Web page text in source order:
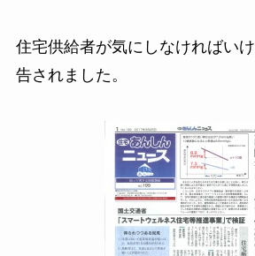
住宅供給者が気にしなければい
告されました。